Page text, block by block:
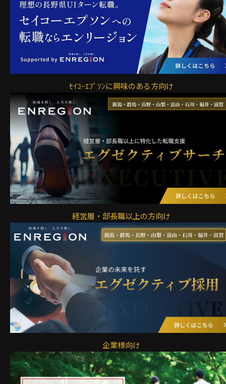
ｾｲｺｰｴﾌﾟｿﾝに興味のある方向け
経営層・部長職以上の方向け
企業様向け